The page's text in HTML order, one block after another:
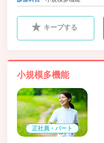
キープする
小規模多機能
正社員・パート